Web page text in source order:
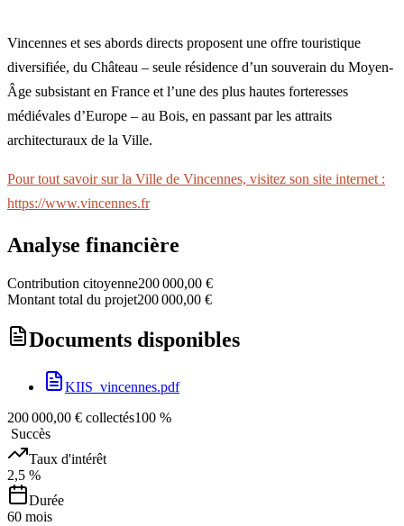
Vincennes et ses abords directs proposent une offre touristique
diversifiée, du Château – seule résidence d’un souverain du Moyen-
Âge subsistant en France et l’une des plus hautes forteresses
médiévales d’Europe – au Bois, en passant par les attraits
architecturaux de la Ville.
Pour tout savoir sur la Ville de Vincennes, visitez son site internet :
https://www.vincennes.fr
Analyse financière
Contribution citoyenne200 000,00 €
Montant total du projet200 000,00 €
Documents disponibles
KIIS_vincennes.pdf
200 000,00 € collectés100 %
Succès
Taux d'intérêt
2,5 %
Durée
60 mois